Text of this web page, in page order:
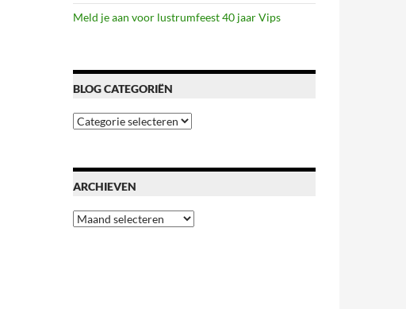
Meld je aan voor lustrumfeest 40 jaar Vips
BLOG CATEGORIËN
Blog
categoriën
ARCHIEVEN
Archieven